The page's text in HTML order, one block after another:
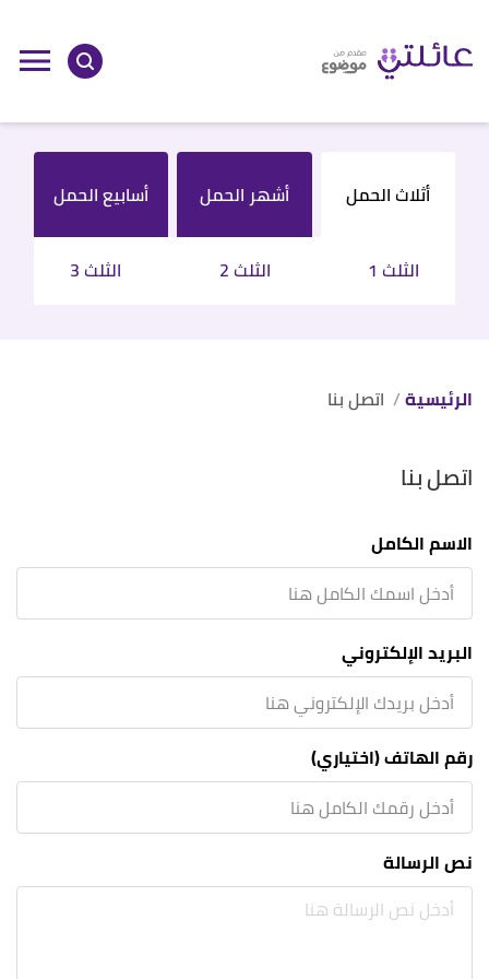
أثلاث الحمل أشهر الحمل أسابيع الحمل
الثلث 1 الثلث 2 الثلث 3
الرئيسية اتصل بنا
اتصل بنا
الاسم الكامل
البريد الإلكتروني
رقم الهاتف (اختياري)
نص الرسالة